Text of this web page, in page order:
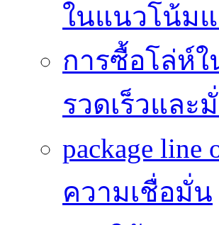
ในแนวโน้ม
การซื้อโล่ห์
รวดเร็วและ
package
ความเชื่อมั่น